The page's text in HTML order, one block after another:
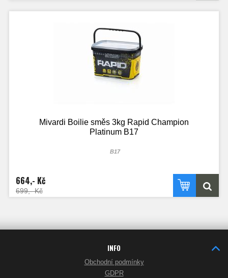
Mivardi Boilie směs 3kg Rapid Champion
Platinum B17
B17
664,- Kč
699,- Kč
INFO
Obchodní podmínky
GDPR